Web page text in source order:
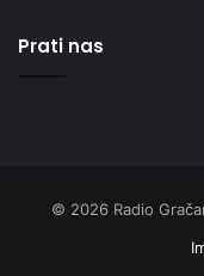
Prati nas
© 2026 Radio